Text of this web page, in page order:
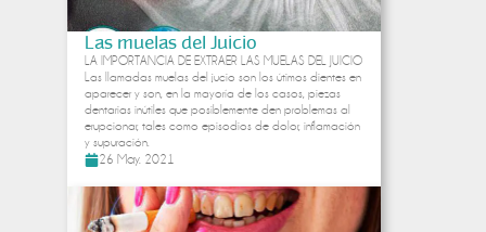
Las muelas del Juicio
LA IMPORTANCIA DE EXTRAER LAS MUELAS DEL JUICIO
Las llamadas muelas del jucio son los útimos dientes en
aparecer y son, en la mayoría de los casos, piezas
dentarias inútiles que posiblemente den problemas al
erupcionar, tales como episodios de dolor, inflamación
y supuración.
26 May. 2021